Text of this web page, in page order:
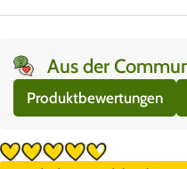
Aus der
Produktbewertungen